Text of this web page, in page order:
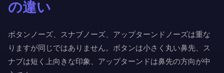
の違い
ボタンノーズ、スナブノーズ、アップターンドノーズは重な
りますが同じではありません。ボタンは小さく丸い鼻先、ス
ナブは短く上向きな印象、アップターンドは鼻先の方向が中